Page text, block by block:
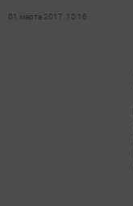
01 марта 2017, 10:16